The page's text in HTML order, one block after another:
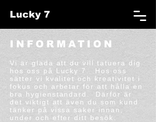
Lucky 7
INFORMATION
Vi är glada att du vill tatuera dig
hos oss på Lucky 7. Hos oss
sätter vi kvalitet och kreativitet i
fokus och arbetar för att hålla en
bra hygienstandard. Därför är
det viktigt att även du som kund
tänker på vissa saker innan,
under och efter ditt besök.